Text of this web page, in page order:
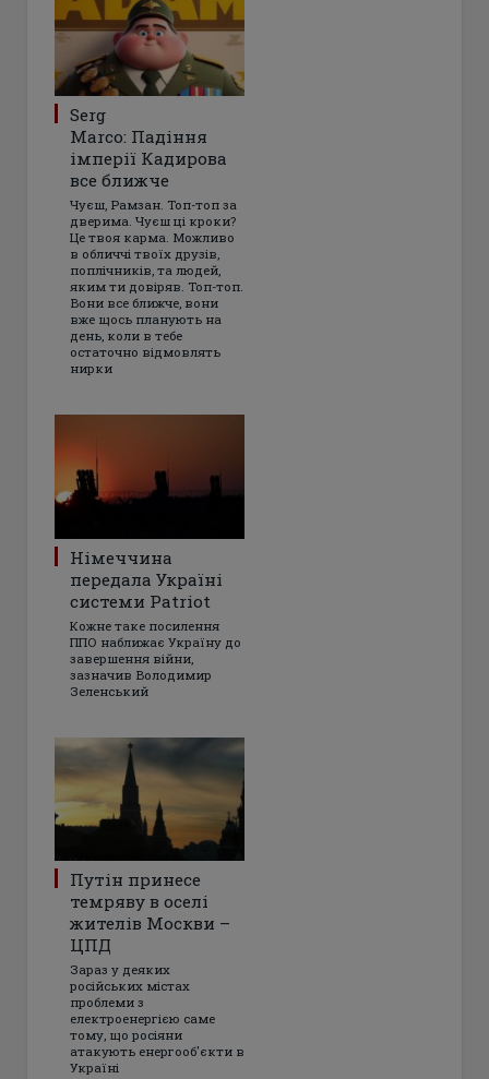
Serg
Marco: Падіння
імперії Кадирова
все ближче
Чуєш, Рамзан. Топ-топ за
дверима. Чуєш ці кроки?
Це твоя карма. Можливо
в обличчі твоїх друзів,
поплічників, та людей,
яким ти довіряв. Топ-топ.
Вони все ближче, вони
вже щось планують на
день, коли в тебе
остаточно відмовлять
нирки
Німеччина
передала Україні
системи Patriot
Кожне таке посилення
ППО наближає Україну до
завершення війни,
зазначив Володимир
Зеленський
Путін принесе
темряву в оселі
жителів Москви –
ЦПД
Зараз у деяких
російських містах
проблеми з
електроенергією саме
тому, що росіяни
атакують енергооб'єкти в
Україні